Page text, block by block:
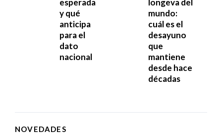
esperada
y qué
anticipa
para el
dato
nacional
longeva del
mundo:
cuál es el
desayuno
que
mantiene
desde hace
décadas
NOVEDADES